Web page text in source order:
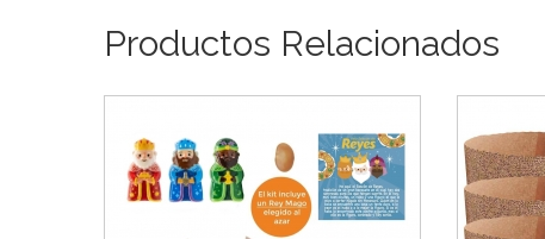
Productos Relacionados